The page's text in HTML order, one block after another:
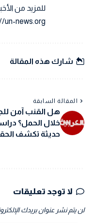
للمزيد من
un-news.org
شارك هذه المقالة
المقالة السابقة
هل القنب آمن
خلال الحمل؟
حديثة تكشف
لا توجد تعليقات
لن يتم نشر عنوان بريدك